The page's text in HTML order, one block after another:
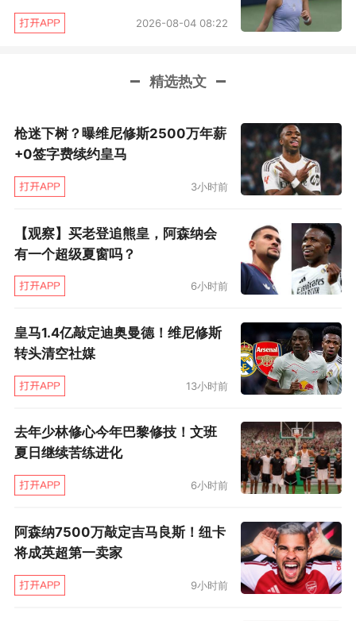
2026-08-04 08:22
精选热文
枪迷下树？曝维尼修斯2500万年薪
+0签字费续约皇马
3小时前
【观察】买老登追熊皇，阿森纳会
有一个超级夏窗吗？
6小时前
皇马1.4亿敲定迪奥曼德！维尼修斯
转头清空社媒
13小时前
去年少林修心今年巴黎修技！文班
夏日继续苦练进化
6小时前
阿森纳7500万敲定吉马良斯！纽卡
将成英超第一卖家
9小时前